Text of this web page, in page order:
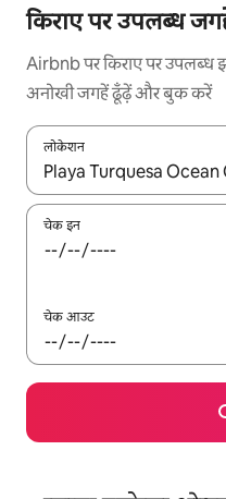
किराए पर उपलब्ध
Airbnb पर किराए पर उपलब्ध
अनोखी जगहें ढूँढ़ें और बुक करें
लोकेशन
नतीजों के उपलब्ध होने पर, अप
चेक इन
चेक आउट